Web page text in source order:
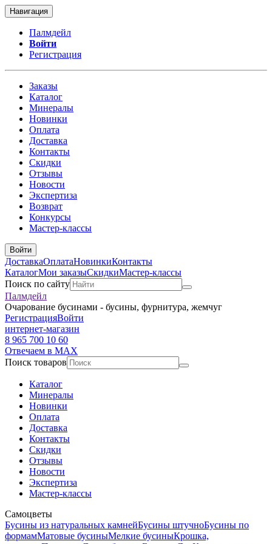
Навигация
Палмдейл
Войти
Регистрация
Заказы
Каталог
Минералы
Новинки
Оплата
Доставка
Контакты
Скидки
Отзывы
Новости
Экспертиза
Возврат
Конкурсы
Мастер-классы
Войти
ДоставкаОплатаНовинкиКонтакты
КаталогМои заказыСкидкиМастер-классы
Поиск по сайту
Палмдейл
Очарование бусинами - бусины, фурнитура, жемчуг
РегистрацияВойти
интернет-магазин
8 965 700 10 60
Отвечаем в MAX
Поиск товаров
Каталог
Минералы
Новинки
Оплата
Доставка
Контакты
Скидки
Отзывы
Новости
Экспертиза
Мастер-классы
Самоцветы
Бусины из натуральных камнейБусины штучноБусины по
формамМатовые бусиныМелкие бусиныКрошка,